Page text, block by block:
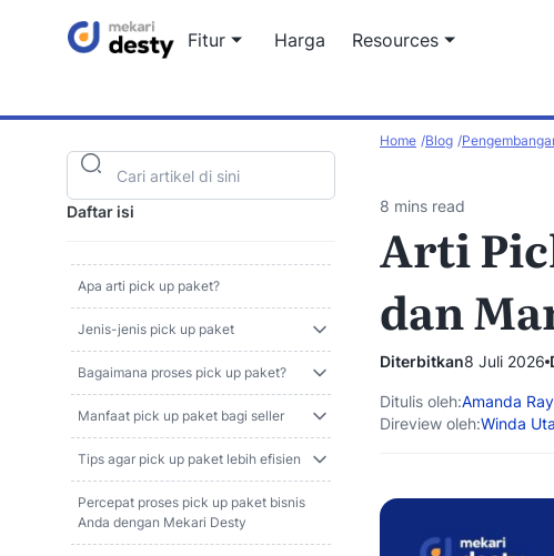
Fitur Harga Resources
Artikel blog
omnichannel
Afiliasi Strategis
Kolaborasi &
Daftar isi
Apa arti pick up paket?
Jenis-jenis pick up paket
Bagaimana proses pick up paket?
Manfaat pick up paket bagi seller
Tips agar pick up paket lebih efisien
Percepat proses pick up paket bisnis
Anda dengan Mekari Desty
Home Blog
8 mins read
Arti
dan
Diterbitkan8 Juli 2026
Ditulis oleh:Amanda
Direview oleh:Winda